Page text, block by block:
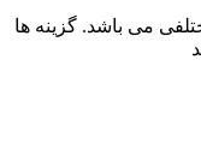
می باشد. گزینه ها